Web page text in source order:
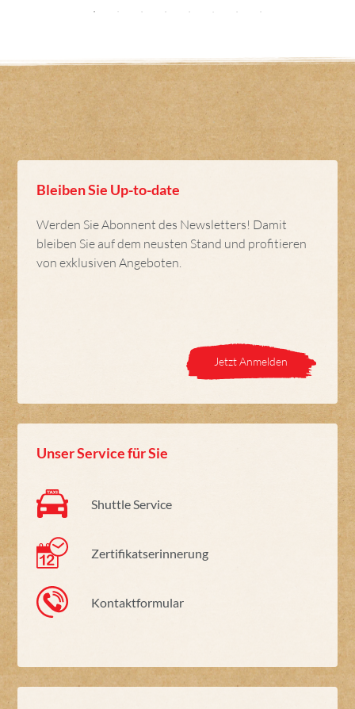
Bleiben Sie Up-to-date
Werden Sie Abonnent des Newsletters! Damit
bleiben Sie auf dem neusten Stand und profitieren
von exklusiven Angeboten.
Jetzt Anmelden
Unser Service für Sie
Shuttle Service
Zertifikatserinnerung
Kontaktformular